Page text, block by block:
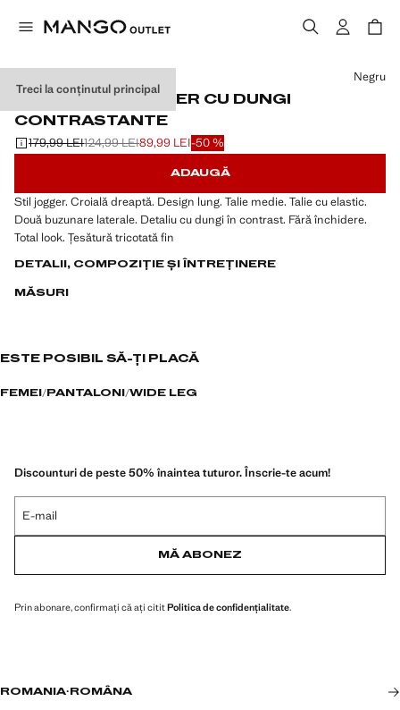
Treci la conținutul principal
PANTALONI JOGGER CU DUNGI
CONTRASTANTE
Preț inițial tăiat [179,99 LEI ]
179,99 LEI
Al doilea preț tăiat [124,99 LEI ]
124,99 LEI
Preț actual [89,99 LEI ] 89,99 LEI-50 %
Selectează o culoare
Negru
ADAUGĂ
Stil jogger. Croială dreaptă. Design lung. Talie medie. Talie cu elastic.
Două buzunare laterale. Detaliu cu dungi în contrast. Fără închidere.
Total look. Țesătură tricotată fin
DETALII, COMPOZIȚIE ȘI ÎNTREȚINERE
MĂSURI
ESTE POSIBIL SĂ-ȚI PLACĂ
FEMEI PANTALONI WIDE LEG
Discounturi de peste 50% înaintea tuturor. Înscrie-te acum!
E-mail
MĂ ABONEZ
Prin abonare, confirmați că ați cititPolitica de confidențialitate.
ROMANIA· ROMÂNA